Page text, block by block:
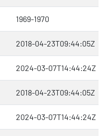
1969-1970
2018-04-23T09:44:05Z
2024-03-07T14:44:24Z
2018-04-23T09:44:05Z
2024-03-07T14:44:24Z